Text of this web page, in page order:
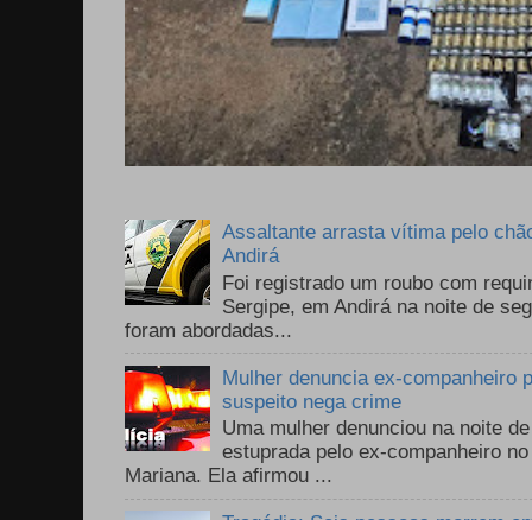
Assaltante arrasta vítima pelo
Andirá
Foi registrado um roubo com
Sergipe, em Andirá na noite de
foram abordadas...
Mulher denuncia ex-companheiro
suspeito nega crime
Uma mulher denunciou na noite
estuprada pelo ex-companheiro
Mariana. Ela afirmou ...